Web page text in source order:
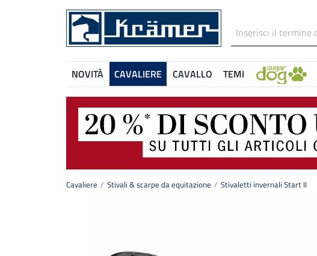
NOVITÀ CAVALIERE CAVALLO TEMI
Cavaliere Stivali & scarpe da equitazione Stivaletti invernali Start II